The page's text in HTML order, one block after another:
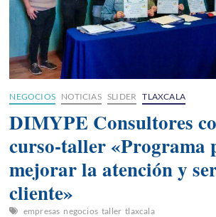
NEGOCIOS NOTICIAS SLIDER TLAXCALA
DIMYPE Consultores
curso-taller «Programa
mejorar la atención y
cliente»
empresas negocios taller tlaxcala